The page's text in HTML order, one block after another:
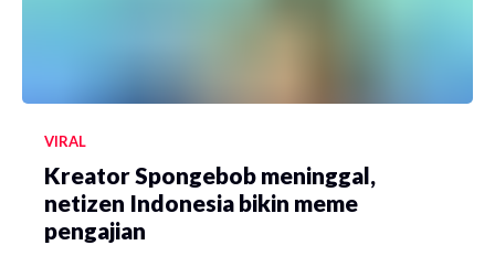
VIRAL
Kreator Spongebob meninggal,
netizen Indonesia bikin meme
pengajian